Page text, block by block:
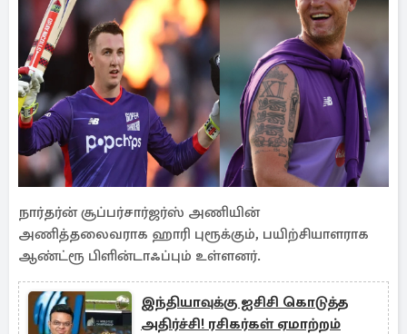
நார்தர்ன் சூப்பர்சார்ஜர்ஸ் அணியின்
அணித்தலைவராக ஹாரி புரூக்கும், பயிற்சியாளராக
ஆண்ட்ரூ பிளின்டாஃப்பும் உள்ளனர்.
இந்தியாவுக்கு ஐசிசி கொடுத்த
அதிர்ச்சி! ரசிகர்கள் ஏமாற்றம்